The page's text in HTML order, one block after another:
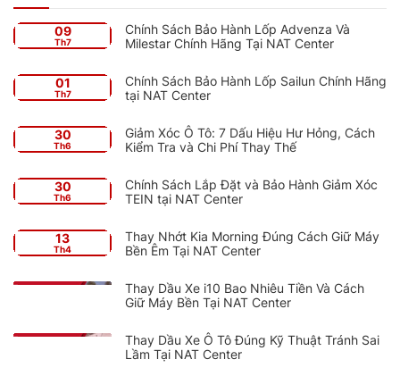
09
Th7
Chính Sách Bảo Hành Lốp Advenza Và
Milestar Chính Hãng Tại NAT Center
01
Th7
Chính Sách Bảo Hành Lốp Sailun Chính Hãng
tại NAT Center
30
Th6
Giảm Xóc Ô Tô: 7 Dấu Hiệu Hư Hỏng, Cách
Kiểm Tra và Chi Phí Thay Thế
30
Th6
Chính Sách Lắp Đặt và Bảo Hành Giảm Xóc
TEIN tại NAT Center
13
Th4
Thay Nhớt Kia Morning Đúng Cách Giữ Máy
Bền Êm Tại NAT Center
Thay Dầu Xe i10 Bao Nhiêu Tiền Và Cách
Giữ Máy Bền Tại NAT Center
Thay Dầu Xe Ô Tô Đúng Kỹ Thuật Tránh Sai
Lầm Tại NAT Center